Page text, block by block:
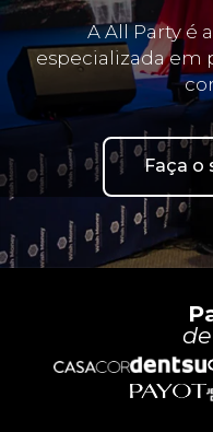
A All Party é
especializada em
Faça o